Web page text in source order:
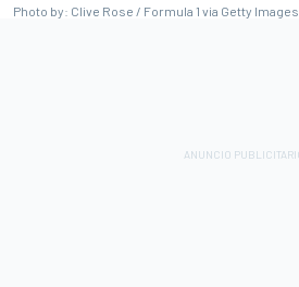
Photo by: Clive Rose / Formula 1 via Getty Images